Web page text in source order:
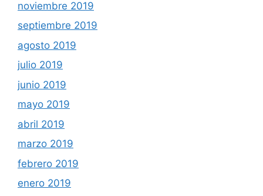
noviembre 2019
septiembre 2019
agosto 2019
julio 2019
junio 2019
mayo 2019
abril 2019
marzo 2019
febrero 2019
enero 2019